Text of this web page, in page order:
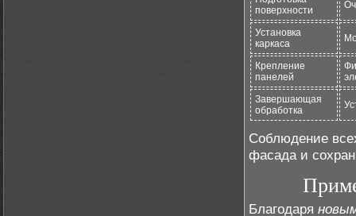
поверхности
Установка
каркаса
Крепление
панелей
Завершающая
обработка
Соблюдение
фасада и
Благодаря